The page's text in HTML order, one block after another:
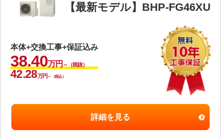
【最新モデル】BHP-FG46XU
本体+交換工事+保証込み
38.40万円 ～（税抜）
42.28万円 ～（税込）
詳細を見る